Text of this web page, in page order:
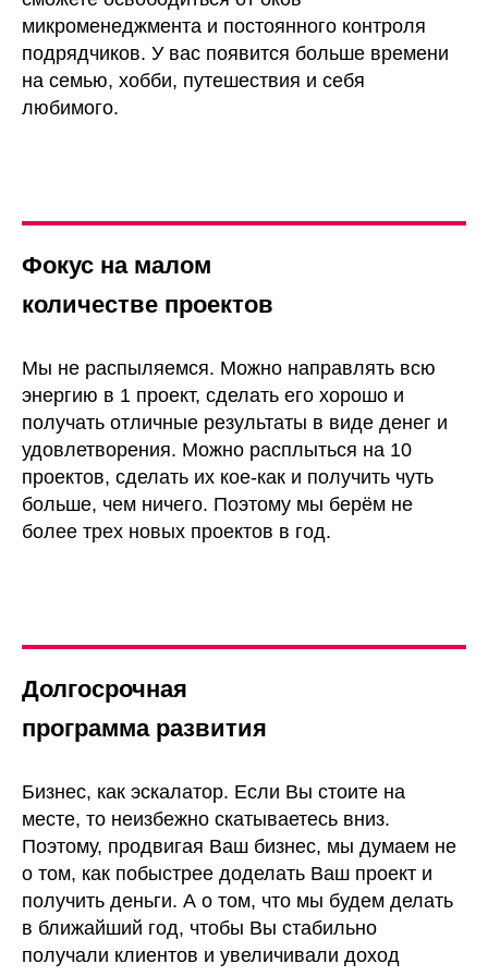
микроменеджмента и постоянного контроля
подрядчиков. У вас появится больше времени
на семью, хобби, путешествия и себя
любимого.
Фокус на малом
количестве проектов
Мы не распыляемся. Можно направлять всю
энергию в 1 проект, сделать его хорошо и
получать отличные результаты в виде денег и
удовлетворения. Можно расплыться на 10
проектов, сделать их кое-как и получить чуть
больше, чем ничего. Поэтому мы берём не
более трех новых проектов в год.
Долгосрочная
программа развития
Бизнес, как эскалатор. Если Вы стоите на
месте, то неизбежно скатываетесь вниз.
Поэтому, продвигая Ваш бизнес, мы думаем не
о том, как побыстрее доделать Ваш проект и
получить деньги. А о том, что мы будем делать
в ближайший год, чтобы Вы стабильно
получали клиентов и увеличивали доход
маркетинг. Стал аналитиком и
вести комплексные проекты в
фирме Игоря Манна - самого
известного маркетолога РФ.
Получил опыт с крупными
бюджетами от 4 млн в месяц. Там
командой и сильно прокачал
навыки комплексного маркетинга:
от формирования спроса и
2022